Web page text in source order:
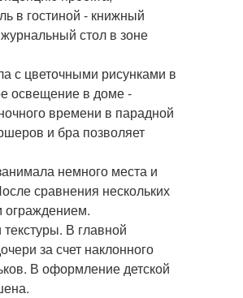
в гостиной - книжный
стол в зоне
с цветочными рисунками в
освещение в доме -
времени в парадной
и бра позволяет
немного места и
сравнения нескольких
ограждением.
В главной
за счет наклонного
В оформление детской